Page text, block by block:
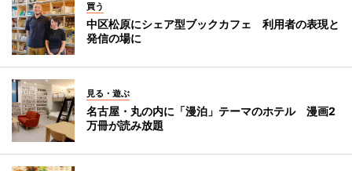
買う
中区松原にシェア型ブックカフェ 利用者の表現と
発信の場に
見る・遊ぶ
名古屋・丸の内に「漫泊」テーマのホテル 漫画2
万冊が読み放題